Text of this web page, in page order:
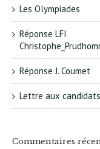
Les Olympiades
Réponse LFI
Réponse J. Coumet
Lettre aux candidats
Commentaires